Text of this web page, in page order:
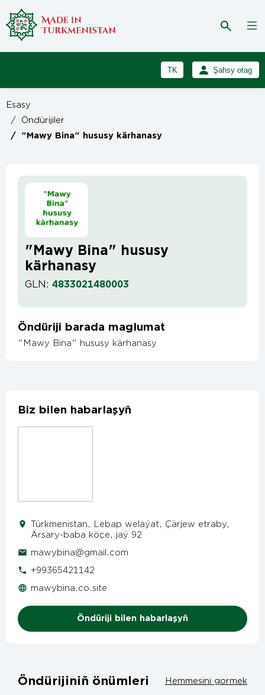
TK
RU
Şahsy otag
Esasy
/
Öndürijiler
/ "Mawy Bina" hususy kärhanasy
"Mawy Bina" hususy
kärhanasy
GLN: 4833021480003
Öndüriji barada maglumat
"Mawy Bina" hususy kärhanasy
Biz bilen habarlaşyň
Türkmenistan, Lebap welaýat, Çärjew etraby,
Ärsary-baba köçe, jaý 92
mawybina@gmail.com
+99365421142
mawybina.co.site
Öndüriji bilen habarlaşyň
Öndürijiniň önümleri Hemmesini gormek